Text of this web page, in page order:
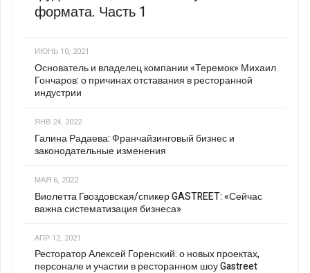
формата. Часть 1
ИЮНЬ 10, 2021
Основатель и владелец компании «Теремок» Михаил
Гончаров: о причинах отставания в ресторанной
индустрии
ЯНВ 24, 2022
Галина Радаева: Франчайзинговый бизнес и
законодательные изменения
МАЯ 6, 2022
Виолетта Гвоздовская/спикер GASTREET: «Сейчас
важна систематизация бизнеса»
АПР 12, 2021
Ресторатор Алексей Горенский: о новых проектах,
персонале и участии в ресторанном шоу Gastreet